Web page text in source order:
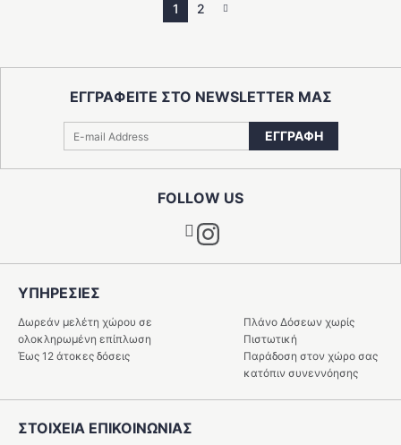
1 2 →
FOLLOW US
Instagram
ΕΓΓΡΑΦΕΙΤΕ ΣΤΟ NEWSLETTER ΜΑΣ
ΕΓΓΡΑΦΗ
ΥΠΗΡΕΣIΕΣ
Δωρεάν μελέτη χώρου σε
ολοκληρωμένη επίπλωση
Πλάνο Δόσεων χωρίς
Πιστωτική
Έως 12 άτοκες δόσεις
Παράδοση στον χώρο σας
κατόπιν συνεννόησης
ΣΤΟΙΧΕΙΑ ΕΠΙΚΟΙΝΩΝΙΑΣ